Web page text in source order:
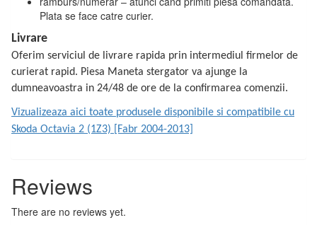
Plata se face catre curier.
Livrare
Oferim serviciul de livrare rapida prin intermediul firmelor de
curierat rapid. Piesa Maneta stergator va ajunge la
dumneavoastra in 24/48 de ore de la confirmarea comenzii.
Vizualizeaza aici toate produsele disponibile si compatibile cu
Skoda Octavia 2 (1Z3) [Fabr 2004-2013]
Reviews
There are no reviews yet.